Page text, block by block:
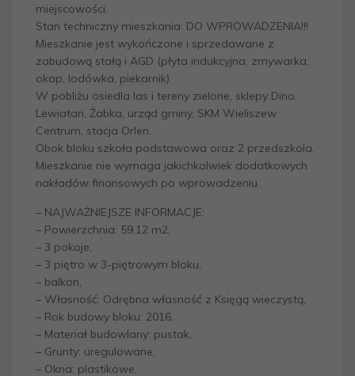
miejscowości.
Stan techniczny mieszkania: DO WPROWADZENIA!!!
Mieszkanie jest wykończone i sprzedawane z
zabudową stałą i AGD (płyta indukcyjna, zmywarka,
okap, lodówka, piekarnik).
W pobliżu osiedla las i tereny zielone, sklepy Dino,
Lewiatan, Żabka, urząd gminy, SKM Wieliszew
Centrum, stacja Orlen.
Obok bloku szkoła podstawowa oraz 2 przedszkola.
Mieszkanie nie wymaga jakichkolwiek dodatkowych
nakładów finansowych po wprowadzeniu.
– NAJWAŻNIEJSZE INFORMACJE:
– Powierzchnia: 59,12 m2,
– 3 pokoje,
– 3 piętro w 3-piętrowym bloku,
– balkon,
– Własność: Odrębna własność z Księgą wieczystą,
– Rok budowy bloku: 2016,
– Materiał budowlany: pustak,
– Grunty: uregulowane,
– Okna: plastikowe,